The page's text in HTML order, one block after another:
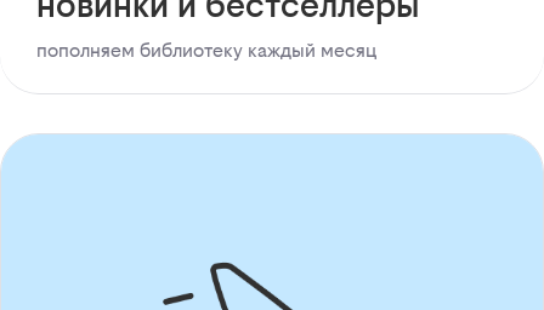
пополняем библиотеку каждый месяц